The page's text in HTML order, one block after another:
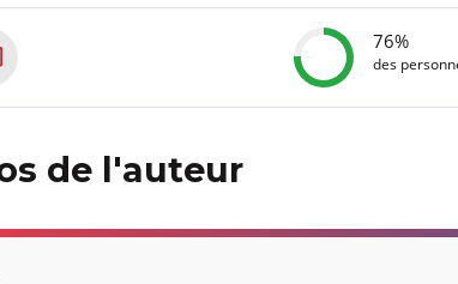
76%
des
de l'auteur